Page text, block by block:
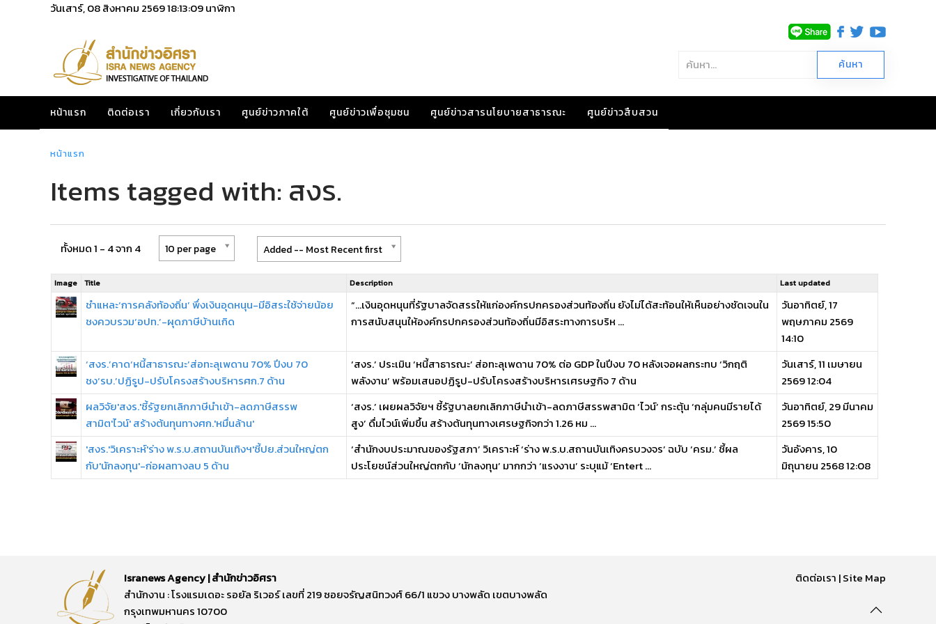
วันเสาร์, 08 สิงหาคม 256918:13:09นาฬิกา
หน้าแรก ติดต่อเรา เกี่ยวกับเรา ศูนย์ข่าวภาคใต้ ศูนย์ข่าวเพื่อชุมชน ศูนย์ข่าวสารนโยบายสาธารณะ ศูนย์ข่าวสืบสวน
หน้าแรก
Items tagged with: สงร.
ทั้งหมด 1 - 4 จาก 4 10 per page Added -- Most Recent first
Image Title Description Last updated
ชำแหละ‘การคลังท้องถิ่น’ พึ่งเงินอุดหนุน-มีอิสระใช้จ่ายน้อย
ชงควบรวม‘อปท.’-ผุดภาษีบ้านเกิด
“…เงินอุดหนุนที่รัฐบาลจัดสรรให้แก่องค์กรปกครองส่วนท้องถิ่น ยังไม่ได้สะท้อนให้เห็นอย่างชัดเจนใน
การสนับสนุนให้องค์กรปกครองส่วนท้องถิ่นมีอิสระทางการบริห ...
วันอาทิตย์, 17
พฤษภาคม 2569
14:10
‘สงร.’คาด‘หนี้สาธารณะ’ส่อทะลุเพดาน 70% ปีงบ 70
ชง‘รบ.’ปฏิรูป-ปรับโครงสร้างบริหารศก.7 ด้าน
‘สงร.’ ประเมิน ‘หนี้สาธารณะ’ ส่อทะลุเพดาน 70% ต่อ GDP ในปีงบ 70 หลังเจอผลกระทบ ‘วิกฤติ
พลังงาน’ พร้อมเสนอปฏิรูป-ปรับโครงสร้างบริหารเศรษฐกิจ 7 ด้าน
วันเสาร์, 11 เมษายน
2569 12:04
ผลวิจัย'สงร.'ชี้รัฐยกเลิกภาษีนำเข้า-ลดภาษีสรรพ
สามิต'ไวน์' สร้างต้นทุนทางศก.'หมื่นล้าน'
‘สงร.’ เผยผลวิจัยฯ ชี้รัฐบาลยกเลิกภาษีนำเข้า-ลดภาษีสรรพสามิต ‘ไวน์’ กระตุ้น ‘กลุ่มคนมีรายได้
สูง’ ดื่มไวน์เพิ่มขึ้น สร้างต้นทุนทางเศรษฐกิจกว่า 1.26 หม ...
วันอาทิตย์, 29 มีนาคม
2569 15:50
'สงร.'วิเคราะห์'ร่าง พ.ร.บ.สถานบันเทิงฯ'ชี้ปย.ส่วนใหญ่ตก
กับ'นักลงทุน'-ก่อผลทางลบ 5 ด้าน
‘สำนักงบประมาณของรัฐสภา’ วิเคราะห์ ‘ร่าง พ.ร.บ.สถานบันเทิงครบวงจร’ ฉบับ ‘ครม.’ ชี้ผล
ประโยชน์ส่วนใหญ่ตกกับ ‘นักลงทุน’ มากกว่า ‘แรงงาน’ ระบุแม้ ‘Entert ...
วันอังคาร, 10
มิถุนายน 2568 12:08
Isranews Agency | สำนักข่าวอิศรา
สำนักงาน : โรงแรมเดอะ รอยัล ริเวอร์ เลขที่ 219 ซอยจรัญสนิทวงศ์ 66/1 แขวง บางพลัด เขตบางพลัด
กรุงเทพมหานคร 10700
ติดต่อเรา |Site Map